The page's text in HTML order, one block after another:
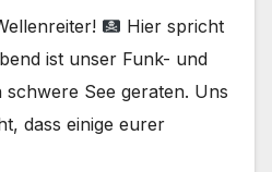
Hier spricht
ist unser Funk- und
schwere See geraten. Uns
dass einige eurer